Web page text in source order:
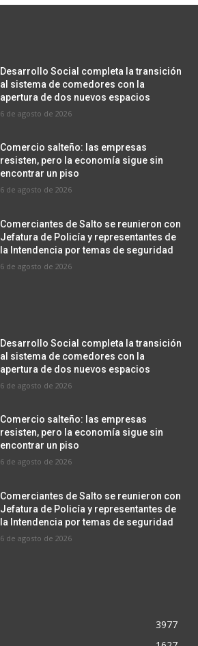
Desarrollo Social completa la transición
al sistema de comedores con la
apertura de dos nuevos espacios
6 de agosto de 2026
Comercio salteño: las empresas
resisten, pero la economía sigue sin
encontrar un piso
6 de agosto de 2026
Comerciantes de Salto se reunieron con
Jefatura de Policía y representantes de
la Intendencia por temas de seguridad
6 de agosto de 2026
Desarrollo Social completa la transición
al sistema de comedores con la
apertura de dos nuevos espacios
6 de agosto de 2026
Comercio salteño: las empresas
resisten, pero la economía sigue sin
encontrar un piso
6 de agosto de 2026
Comerciantes de Salto se reunieron con
Jefatura de Policía y representantes de
la Intendencia por temas de seguridad
6 de agosto de 2026
3977